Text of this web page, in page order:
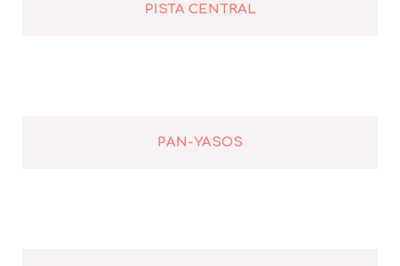
PISTA CENTRAL
PAN-YASOS